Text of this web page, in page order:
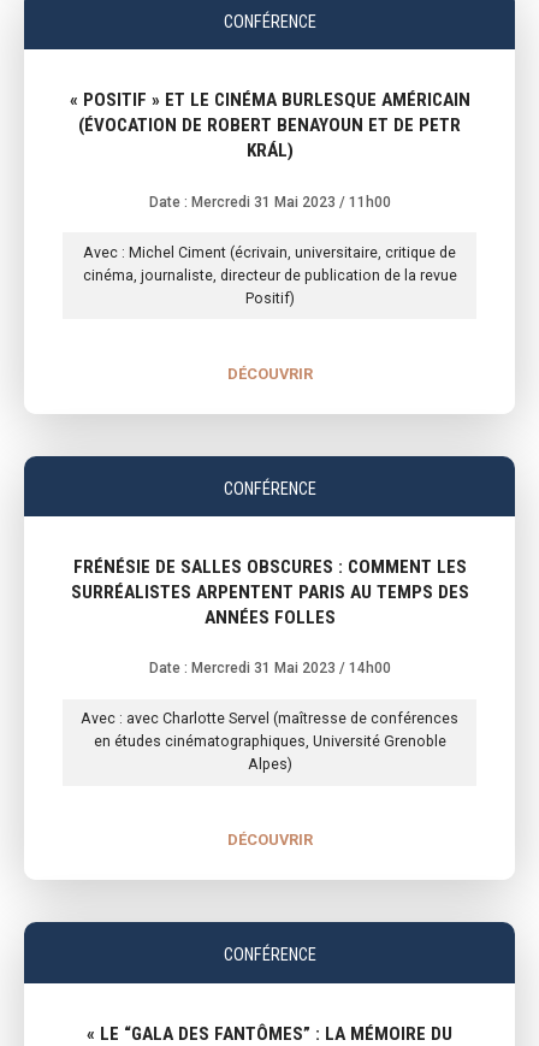
CONFÉRENCE
« POSITIF » ET LE CINÉMA BURLESQUE AMÉRICAIN
(ÉVOCATION DE ROBERT BENAYOUN ET DE PETR
KRÁL)
Date : Mercredi 31 Mai 2023 / 11h00
Avec : Michel Ciment (écrivain, universitaire, critique de
cinéma, journaliste, directeur de publication de la revue
Positif)
DÉCOUVRIR
CONFÉRENCE
FRÉNÉSIE DE SALLES OBSCURES : COMMENT LES
SURRÉALISTES ARPENTENT PARIS AU TEMPS DES
ANNÉES FOLLES
Date : Mercredi 31 Mai 2023 / 14h00
Avec : avec Charlotte Servel (maîtresse de conférences
en études cinématographiques, Université Grenoble
Alpes)
DÉCOUVRIR
CONFÉRENCE
« LE “GALA DES FANTÔMES” : LA MÉMOIRE DU